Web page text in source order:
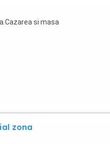
si masa
zona